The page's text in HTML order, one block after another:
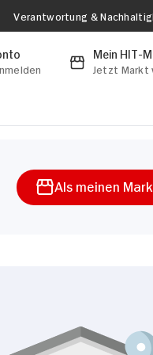
Verantwortung &
Mein HIT-
Jetzt Markt
Als meinen